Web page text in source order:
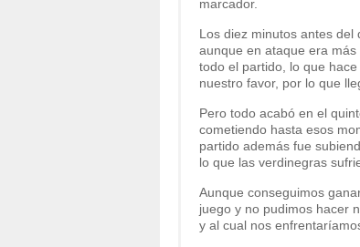
marcador.
Los diez minutos antes del
aunque en ataque era
todo el partido, lo que
nuestro favor, por lo que
Pero todo acabó en el
cometiendo hasta esos
partido además fue
lo que las verdinegras
Aunque conseguimos
juego y no pudimos hacer
y al cual nos